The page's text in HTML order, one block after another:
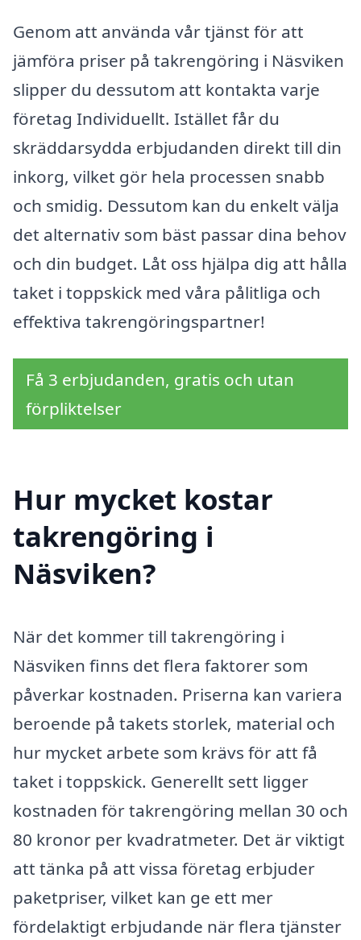
Genom att använda vår tjänst för att
jämföra priser på takrengöring i Näsviken
slipper du dessutom att kontakta varje
företag Individuellt. Istället får du
skräddarsydda erbjudanden direkt till din
inkorg, vilket gör hela processen snabb
och smidig. Dessutom kan du enkelt välja
det alternativ som bäst passar dina behov
och din budget. Låt oss hjälpa dig att hålla
taket i toppskick med våra pålitliga och
effektiva takrengöringspartner!
Få 3 erbjudanden, gratis och utan
förpliktelser
Hur mycket kostar
takrengöring i
Näsviken?
När det kommer till takrengöring i
Näsviken finns det flera faktorer som
påverkar kostnaden. Priserna kan variera
beroende på takets storlek, material och
hur mycket arbete som krävs för att få
taket i toppskick. Generellt sett ligger
kostnaden för takrengöring mellan 30 och
80 kronor per kvadratmeter. Det är viktigt
att tänka på att vissa företag erbjuder
paketpriser, vilket kan ge ett mer
fördelaktigt erbjudande när flera tjänster